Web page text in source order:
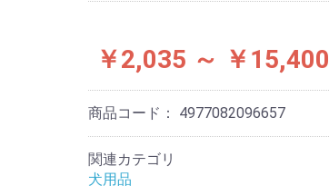
￥2,035 ～ ￥15,400
商品コード： 4977082096657
関連カテゴリ
犬用品